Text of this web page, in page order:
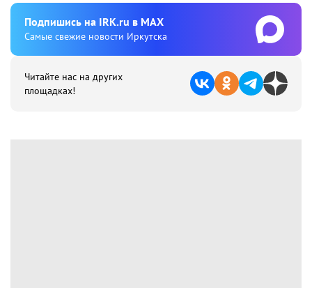
Подпишиcь на IRK.ru в MAX
Cамые свежие новости Иркутска
Читайте нас на других
площадках!